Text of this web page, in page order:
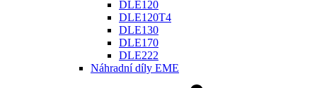
DLE120
DLE120T4
DLE130
DLE170
DLE222
Náhradní díly EME